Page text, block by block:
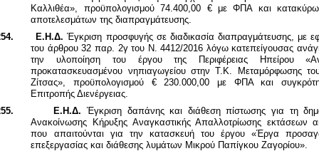
Καλλιθέα», προϋπολογισμού 74.400,00 € με ΦΠΑ και
αποτελεσμάτων της διαπραγμάτευσης.
Ε.Η.Δ.Έγκριση προσφυγής σε διαδικασία διαπραγμάτευσης, με
του άρθρου 32 παρ. 2γ του Ν. 4412/2016 λόγω κατεπείγουσας
την υλοποίηση του έργου της Περιφέρειας Ηπείρου «
προκατασκευασμένου νηπιαγωγείου στην Τ.Κ. Μεταμόρφωσης
Ζίτσας», προϋπολογισμού € 230.000,00 με ΦΠΑ και
Επιτροπής Διενέργειας.
Ε.Η.Δ. Έγκριση δαπάνης και διάθεση πίστωσης για τη
Ανακοίνωσης Κήρυξης Αναγκαστικής Απαλλοτρίωσης εκτάσεων
που απαιτούνται για την κατασκευή του έργου «Έργα
επεξεργασίας και διάθεσης λυμάτων Μικρού Παπίγκου Ζαγορίου».